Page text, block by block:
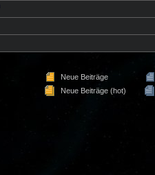
Neue Beiträge
Neue Beiträge (hot)